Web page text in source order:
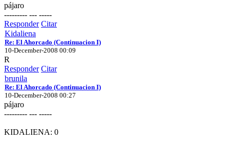
pájaro
--------- --- -----
Responder Citar
Kidaliena
Re: El Ahorcado (Continuacion I)
10-December-2008 00:09
R
Responder Citar
brunila
Re: El Ahorcado (Continuacion I)
10-December-2008 00:27
pájaro
--------- --- -----
KIDALIENA: 0